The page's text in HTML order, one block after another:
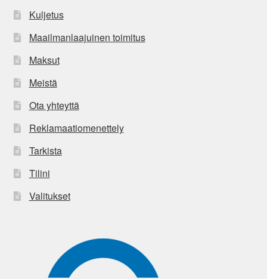
Kuljetus
Maailmanlaajuinen toimitus
Maksut
Meistä
Ota yhteyttä
Reklamaatiomenettely
Tarkista
Tilini
Valitukset